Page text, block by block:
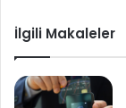
İlgili Makaleler